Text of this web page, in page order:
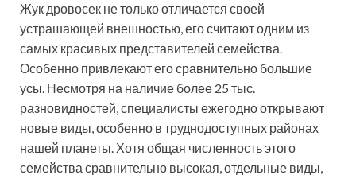
Жук дровосек не только отличается своей
устрашающей внешностью, его считают одним из
самых красивых представителей семейства.
Особенно привлекают его сравнительно большие
усы. Несмотря на наличие более 25 тыс.
разновидностей, специалисты ежегодно открывают
новые виды, особенно в труднодоступных районах
нашей планеты. Хотя общая численность этого
семейства сравнительно высокая, отдельные виды,